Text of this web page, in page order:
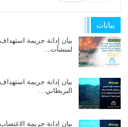
بيانات
بيان إدانة جريمة
لمنشآت…
بيان إدانة جريمة
البريطاني…